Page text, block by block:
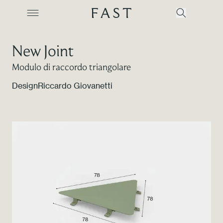
Color Revolution
Contatti
New Joint
Modulo di raccordo triangolare
DesignRiccardo Giovanetti